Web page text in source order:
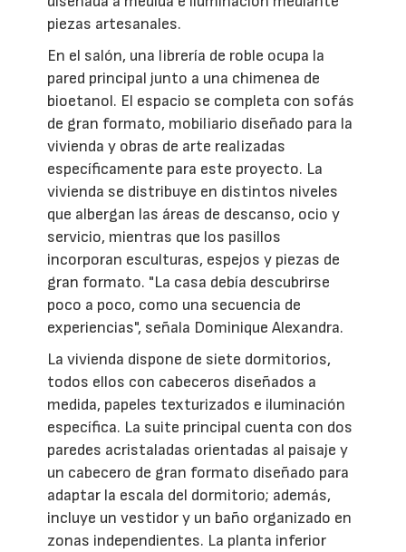
piezas artesanales.
En el salón, una librería de roble ocupa la
pared principal junto a una chimenea de
bioetanol. El espacio se completa con sofás
de gran formato, mobiliario diseñado para la
vivienda y obras de arte realizadas
específicamente para este proyecto. La
vivienda se distribuye en distintos niveles
que albergan las áreas de descanso, ocio y
servicio, mientras que los pasillos
incorporan esculturas, espejos y piezas de
gran formato. "La casa debía descubrirse
poco a poco, como una secuencia de
experiencias", señala Dominique Alexandra.
La vivienda dispone de siete dormitorios,
todos ellos con cabeceros diseñados a
medida, papeles texturizados e iluminación
específica. La suite principal cuenta con dos
paredes acristaladas orientadas al paisaje y
un cabecero de gran formato diseñado para
adaptar la escala del dormitorio; además,
incluye un vestidor y un baño organizado en
zonas independientes. La planta inferior